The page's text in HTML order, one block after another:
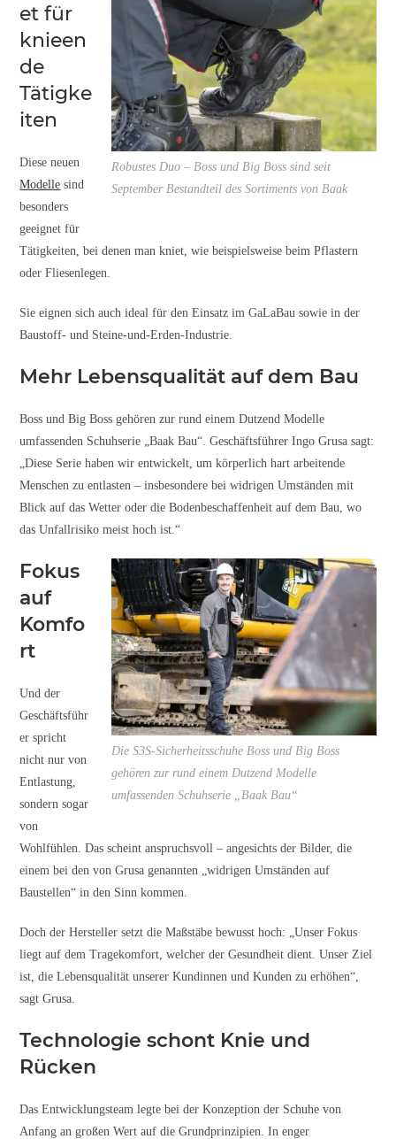
Robustes Duo – Boss und Big Boss sind seit
September Bestandteil des Sortiments von Baak
et für
knieen
de
Tätigke
iten
Diese neuen
Modelle sind
besonders
geeignet für
Tätigkeiten, bei denen man kniet, wie beispielsweise beim Pflastern
oder Fliesenlegen.
Sie eignen sich auch ideal für den Einsatz im GaLaBau sowie in der
Baustoff- und Steine-und-Erden-Industrie.
Mehr Lebensqualität auf dem Bau
Boss und Big Boss gehören zur rund einem Dutzend Modelle
umfassenden Schuhserie „Baak Bau“. Geschäftsführer Ingo Grusa sagt:
„Diese Serie haben wir entwickelt, um körperlich hart arbeitende
Menschen zu entlasten – insbesondere bei widrigen Umständen mit
Blick auf das Wetter oder die Bodenbeschaffenheit auf dem Bau, wo
das Unfallrisiko meist hoch ist.“
Die S3S-Sicherheitsschuhe Boss und Big Boss
gehören zur rund einem Dutzend Modelle
umfassenden Schuhserie „Baak Bau“
Fokus
auf
Komfo
rt
Und der
Geschäftsführ
er spricht
nicht nur von
Entlastung,
sondern sogar
von
Wohlfühlen. Das scheint anspruchsvoll – angesichts der Bilder, die
einem bei den von Grusa genannten „widrigen Umständen auf
Baustellen“ in den Sinn kommen.
Doch der Hersteller setzt die Maßstäbe bewusst hoch: „Unser Fokus
liegt auf dem Tragekomfort, welcher der Gesundheit dient. Unser Ziel
ist, die Lebensqualität unserer Kundinnen und Kunden zu erhöhen“,
sagt Grusa.
Technologie schont Knie und
Rücken
Das Entwicklungsteam legte bei der Konzeption der Schuhe von
Anfang an großen Wert auf die Grundprinzipien. In enger